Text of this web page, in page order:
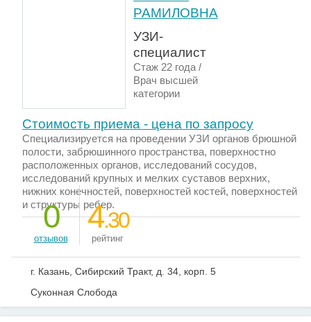
РАМИЛОВНА
УЗИ-
специалист
Стаж 22 года /
Врач высшей
категории
Стоимость приема - цена по запросу
Специализируется на проведении УЗИ органов брюшной
полости, забрюшинного пространства, поверхностно
расположенных органов, исследований сосудов,
исследований крупных и мелких суставов верхних,
нижних конечностей, поверхностей костей, поверхностей
и структуры ребер.
0
отзывов
4.30
рейтинг
г. Казань, Сибирский Тракт, д. 34, корп. 5
Суконная Слобода